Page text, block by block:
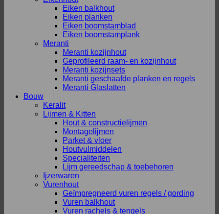
Eiken balkhout
Eiken planken
Eiken boomstamblad
Eiken boomstamplank
Meranti
Meranti kozijnhout
Geprofileerd raam- en kozijnhout
Meranti kozijnsets
Meranti geschaafde planken en regels
Meranti Glaslatten
Bouw
Keralit
Lijmen & Kitten
Hout & constructielijmen
Montagelijmen
Parket & vloer
Houtvulmiddelen
Specialiteiten
Lijm gereedschap & toebehoren
Ijzerwaren
Vurenhout
Geïmpregneerd vuren regels / gording
Vuren balkhout
Vuren rachels & tengels